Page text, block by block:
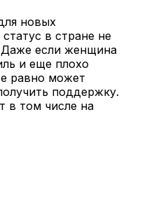
новых
в стране не
если женщина
и еще плохо
равно может
поддержку.
в том числе на